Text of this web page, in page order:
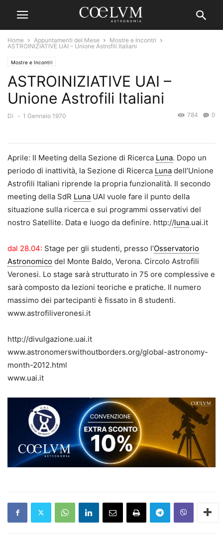
Home Appuntamenti del Mese
Mostre e Incontri
ASTROINIZIATIVE UAI – Unione Astrofili Italiani
Mostre e Incontri
ASTROINIZIATIVE UAI –
Unione Astrofili Italiani
Di - 1 Gennaio 1970 0
784
Aprile: II Meeting della Sezione di Ricerca Luna. Dopo un
periodo di inattività, la Sezione di Ricerca Luna dell’Unione
Astrofili Italiani riprende la propria funzionalità. Il secondo
meeting della SdR Luna UAI vuole fare il punto della
situazione sulla ricerca e sui programmi osservativi del
nostro Satellite. Data e luogo da definire. http://luna.uai.it
dal 28.04: Stage per gli studenti, presso l’Osservatorio
Astronomico del Monte Baldo, Verona. Circolo Astrofili
Veronesi. Lo stage sarà strutturato in 75 ore complessive e
sarà composto da lezioni teoriche e pratiche. Il numero
massimo dei partecipanti è fissato in 8 studenti.
www.astrofiliveronesi.it
http://divulgazione.uai.it
www.astronomerswithoutborders.org/global-astronomy-
month-2012.html
www.uai.it